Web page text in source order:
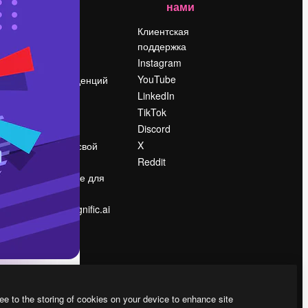
Reviews
Вакансии
Поиск тенденций
Slidesgo
Продайте свой
контент
Помещение для
прессы
Ищете magnific.ai
нами
Клиентская
поддержка
Instagram
YouTube
LinkedIn
TikTok
Discord
X
Reddit
to the storing of cookies on your device to enhance site